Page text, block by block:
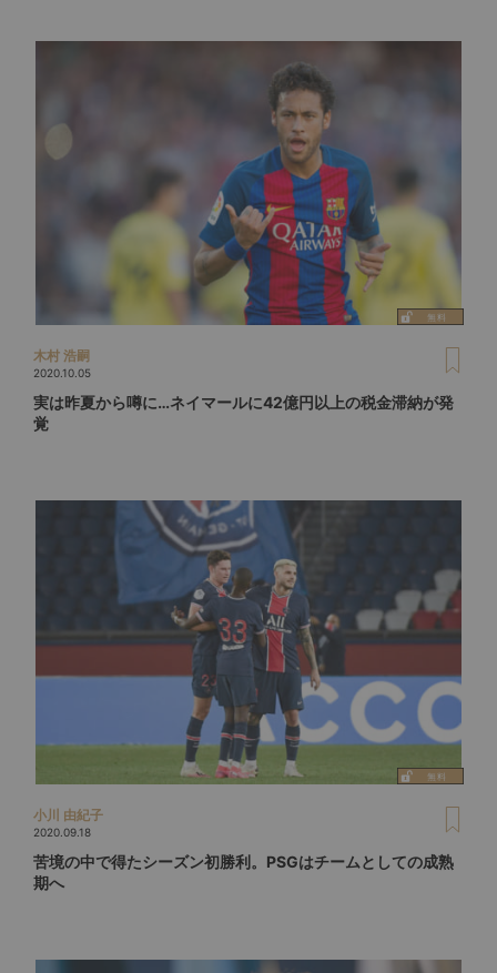
木村 浩嗣
2020.10.05
実は昨夏から噂に…ネイマールに42億円以上の税金滞納が発
覚
小川 由紀子
2020.09.18
苦境の中で得たシーズン初勝利。PSGはチームとしての成熟
期へ